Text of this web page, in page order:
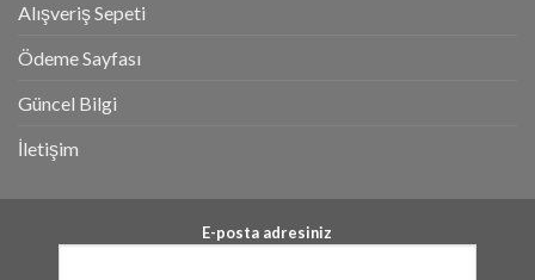
Alışveriş Sepeti
Ödeme Sayfası
Güncel Bilgi
İletişim
E-posta adresiniz